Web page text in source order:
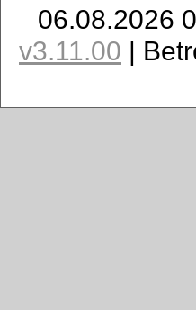
06.08.2026
v3.11.00 |